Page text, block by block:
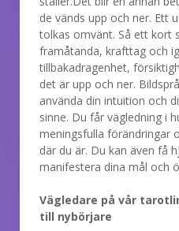
de vänds upp och ner. Ett
tolkas omvänt. Så ett kort
framåtanda, krafttag och
tillbakadragenhet,
det är upp och ner.
använda din intuition och
sinne. Du får vägledning i
meningsfulla förändringar
där du är. Du kan även få
manifestera dina mål och
Vägledare på vår
till nybörjare